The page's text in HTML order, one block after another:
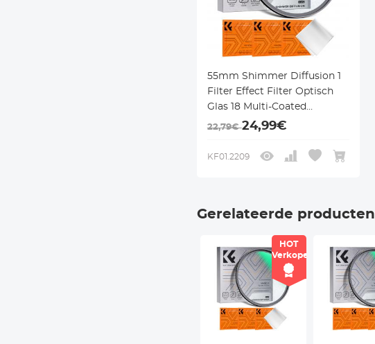
55mm Shimmer Diffusion 1
Filter Effect Filter Optisch
Glas 18 Multi-Coated
Glimmer Glas Effect Filter
Klear Serie
22,79€24,99€
KF01.2209
Gerelateerde producten
HOT
Verkoper